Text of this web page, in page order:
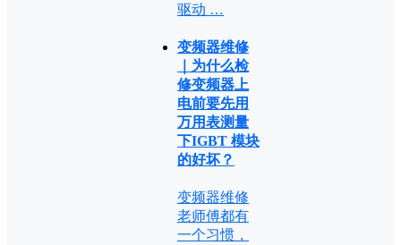
驱动 …
变频器维修
｜为什么检
修变频器上
电前要先用
万用表测量
下IGBT 模块
的好坏？
变频器维修
老师傅都有
一个习惯，